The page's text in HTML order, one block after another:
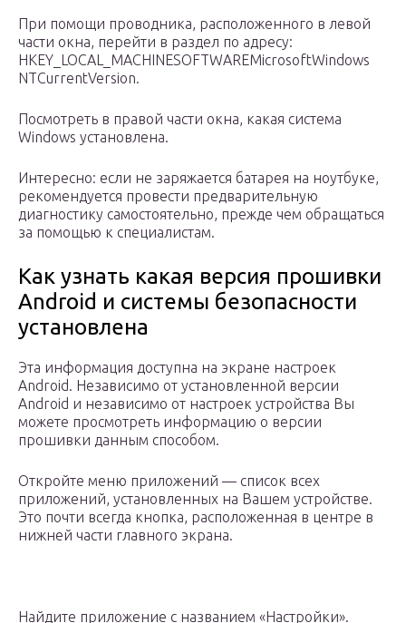
При помощи проводника, расположенного в левой
части окна, перейти в раздел по адресу:
HKEY_LOCAL_MACHINESOFTWAREMicrosoftWindows
NTCurrentVersion.
Посмотреть в правой части окна, какая система
Windows установлена.
Интересно: если не заряжается батарея на ноутбуке,
рекомендуется провести предварительную
диагностику самостоятельно, прежде чем обращаться
за помощью к специалистам.
Как узнать какая версия прошивки
Android и системы безопасности
установлена
Эта информация доступна на экране настроек
Android. Независимо от установленной версии
Android и независимо от настроек устройства Вы
можете просмотреть информацию о версии
прошивки данным способом.
Откройте меню приложений — список всех
приложений, установленных на Вашем устройстве.
Это почти всегда кнопка, расположенная в центре в
нижней части главного экрана.
Найдите приложение с названием «Настройки».